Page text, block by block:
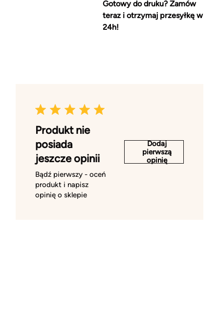
Gotowy do druku? Zamów
teraz i otrzymaj przesyłkę w
24h!
Produkt nie
posiada
jeszcze opinii
Bądź pierwszy - oceń
produkt i napisz
opinię o sklepie
Dodaj
pierwszą
opinię